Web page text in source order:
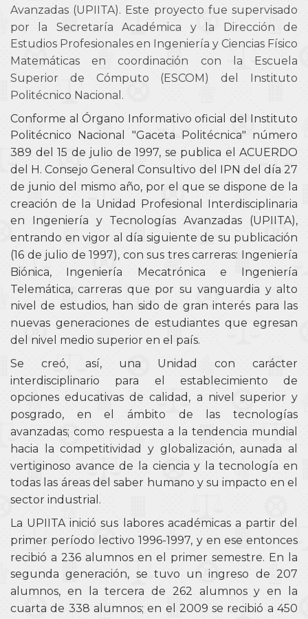
Avanzadas (UPIITA). Este proyecto fue supervisado
por la Secretaría Académica y la Dirección de
Estudios Profesionales en Ingeniería y Ciencias Físico
Matemáticas en coordinación con la Escuela
Superior de Cómputo (ESCOM) del Instituto
Politécnico Nacional.
Conforme al Órgano Informativo oficial del Instituto
Politécnico Nacional "Gaceta Politécnica" número
389 del 15 de julio de 1997, se publica el ACUERDO
del H. Consejo General Consultivo del IPN del día 27
de junio del mismo año, por el que se dispone de la
creación de la Unidad Profesional Interdisciplinaria
en Ingeniería y Tecnologías Avanzadas (UPIITA),
entrando en vigor al día siguiente de su publicación
(16 de julio de 1997), con sus tres carreras: Ingeniería
Biónica, Ingeniería Mecatrónica e Ingeniería
Telemática, carreras que por su vanguardia y alto
nivel de estudios, han sido de gran interés para las
nuevas generaciones de estudiantes que egresan
del nivel medio superior en el país.
Se creó, así, una Unidad con carácter
interdisciplinario para el establecimiento de
opciones educativas de calidad, a nivel superior y
posgrado, en el ámbito de las tecnologías
avanzadas; como respuesta a la tendencia mundial
hacia la competitividad y globalización, aunada al
vertiginoso avance de la ciencia y la tecnología en
todas las áreas del saber humano y su impacto en el
sector industrial.
La UPIITA inició sus labores académicas a partir del
primer período lectivo 1996-1997, y en ese entonces
recibió a 236 alumnos en el primer semestre. En la
segunda generación, se tuvo un ingreso de 207
alumnos, en la tercera de 262 alumnos y en la
cuarta de 338 alumnos; en el 2009 se recibió a 450